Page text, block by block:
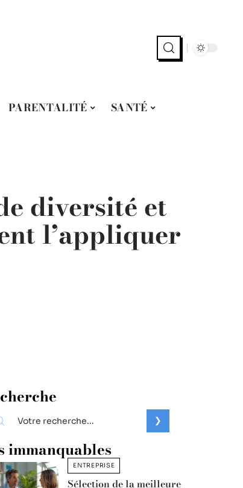
PARENTALITÉ
SANTÉ
diversité et
l’appliquer
immanquables
ENTREPRISE
Sélection de la meilleure